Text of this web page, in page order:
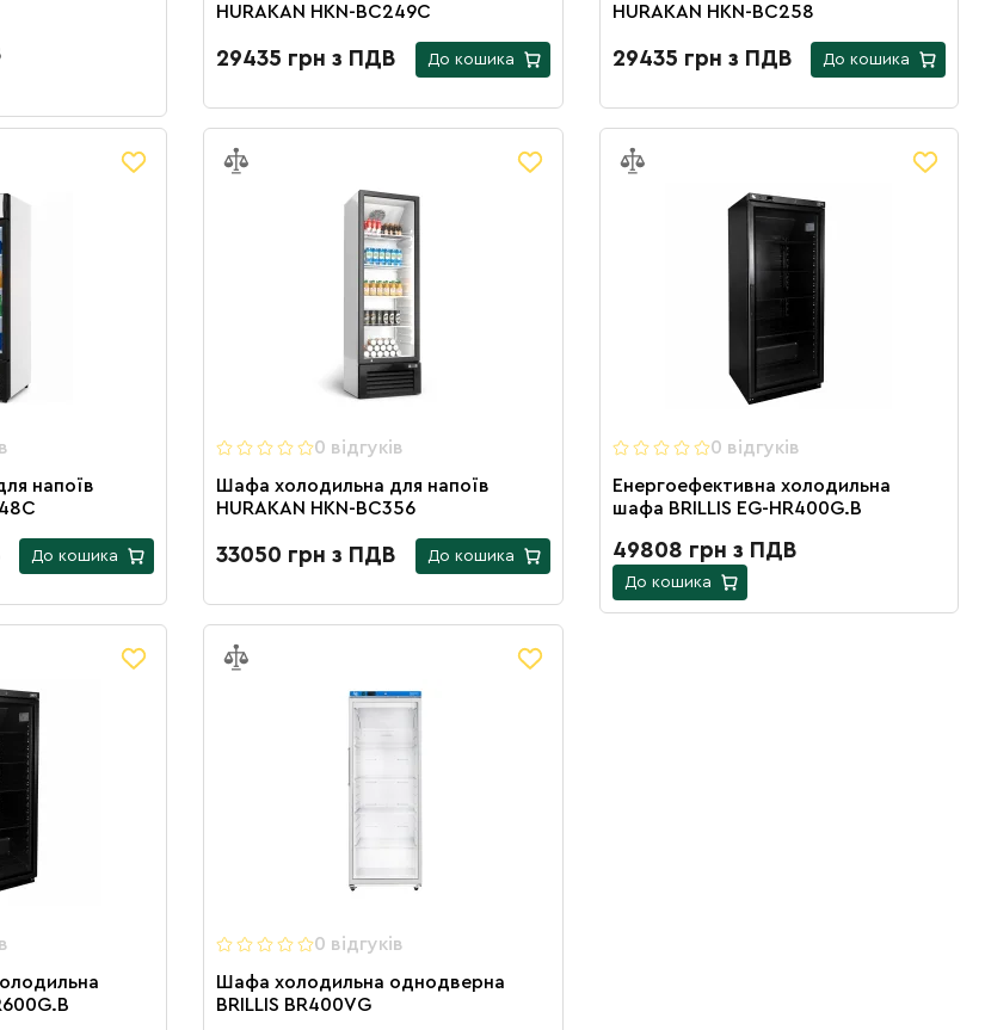
HURAKAN HKN-BC249C
29435 грн з ПДВ До кошика
HURAKAN HKN-BC258
29435 грн з ПДВ До кошика
напоїв
До кошика
0 вiдгукiв
Шафа холодильна для напоїв
HURAKAN HKN-BC356
33050 грн з ПДВ До кошика
0 вiдгукiв
Енергоефективна холодильна
шафа BRILLIS EG-HR400G.B
49808 грн з ПДВ
До кошика
0 вiдгукiв
Шафа холодильна однодверна
BRILLIS BR400VG